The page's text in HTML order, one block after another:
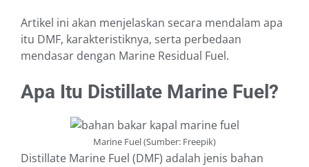
Artikel ini akan menjelaskan secara mendalam apa
itu DMF, karakteristiknya, serta perbedaan
mendasar dengan Marine Residual Fuel.
Apa Itu Distillate Marine Fuel?
Marine Fuel (Sumber: Freepik)
Distillate Marine Fuel (DMF) adalah jenis bahan